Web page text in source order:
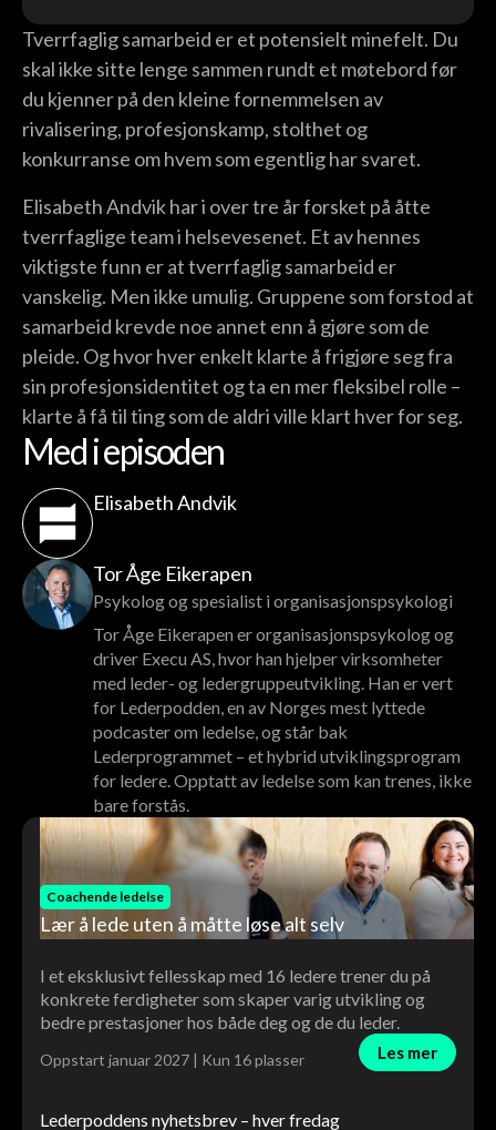
Tverrfaglig samarbeid er et potensielt minefelt. Du
skal ikke sitte lenge sammen rundt et møtebord før
du kjenner på den kleine fornemmelsen av
rivalisering, profesjonskamp, stolthet og
konkurranse om hvem som egentlig har svaret.
Elisabeth Andvik har i over tre år forsket på åtte
tverrfaglige team i helsevesenet. Et av hennes
viktigste funn er at tverrfaglig samarbeid er
vanskelig. Men ikke umulig. Gruppene som forstod at
samarbeid krevde noe annet enn å gjøre som de
pleide. Og hvor hver enkelt klarte å frigjøre seg fra
sin profesjonsidentitet og ta en mer fleksibel rolle –
klarte å få til ting som de aldri ville klart hver for seg.
Med i episoden
Elisabeth Andvik
Tor Åge Eikerapen
Psykolog og spesialist i organisasjonspsykologi
Tor Åge Eikerapen er organisasjonspsykolog og
driver Execu AS, hvor han hjelper virksomheter
med leder- og ledergruppeutvikling. Han er vert
for Lederpodden, en av Norges mest lyttede
podcaster om ledelse, og står bak
Lederprogrammet – et hybrid utviklingsprogram
for ledere. Opptatt av ledelse som kan trenes, ikke
bare forstås.
Lederpoddens nyhetsbrev – hver fredag
Coachende ledelse
Lær å lede uten å måtte løse alt selv
I et eksklusivt fellesskap med 16 ledere trener du på
konkrete ferdigheter som skaper varig utvikling og
bedre prestasjoner hos både deg og de du leder.
Oppstart januar 2027 | Kun 16 plasser Les mer